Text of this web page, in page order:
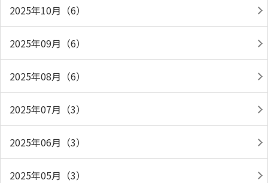
2025年10月（6）
2025年09月（6）
2025年08月（6）
2025年07月（3）
2025年06月（3）
2025年05月（3）